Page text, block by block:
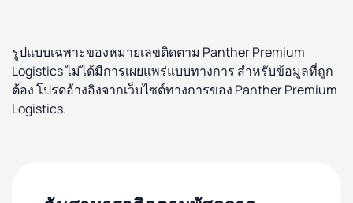
รูปแบบเฉพาะของหมายเลขติดตาม Panther Premium
Logistics ไม่ได้มีการเผยแพร่แบบทางการ สำหรับข้อมูลที่ถูก
ต้อง โปรดอ้างอิงจากเว็บไซต์ทางการของ Panther Premium
Logistics.